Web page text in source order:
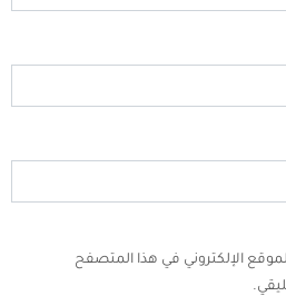
الإلكتروني في هذا المتصفح